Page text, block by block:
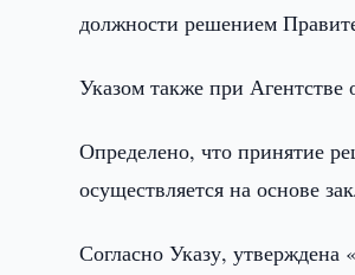
должности решением
Указом также при Агентстве
Определено, что принятие
осуществляется на основе
Согласно Указу, утверждена